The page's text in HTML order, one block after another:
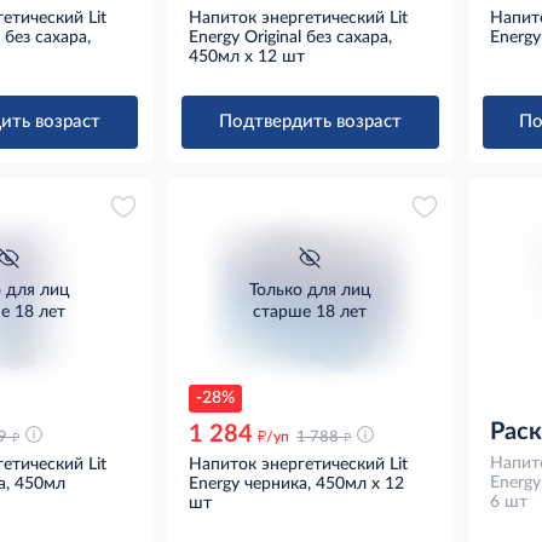
Lit
сахара,
возраст
Напиток энергетический Lit
Energy Original без сахара,
450мл x 12 шт
Подтвердить возраст
для лиц
18 лет
д
Lit
450мл
-28%
Только для лиц
старше 18 лет
1 284 д/уп 1 788 д
Напиток энергетический Lit
Energy черника, 450мл x 12
шт
6 шт